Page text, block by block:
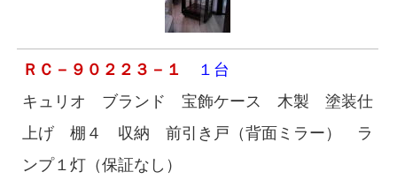
ＲＣ－９０２２３－１
１台
キュリオ ブランド 宝飾ケース 木製 塗装仕
上げ 棚４ 収納 前引き戸（背面ミラー） ラ
ンプ１灯（保証なし）